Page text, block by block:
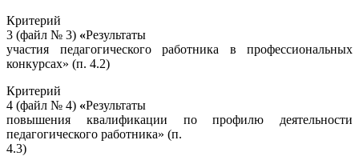
Критерий
3 (файл № 3) «Результаты
участия педагогического работника в профессиональных
конкурсах» (п. 4.2)
Критерий
4 (файл № 4) «Результаты
повышения квалификации по профилю деятельности
педагогического работника» (п.
4.3)